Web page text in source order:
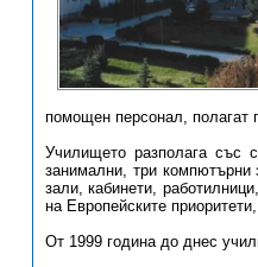
помощен персонал, полагат
Училището разполага със
занимални, три компютърни
зали, кабинети,
на Европейските
От 1999 година до днес